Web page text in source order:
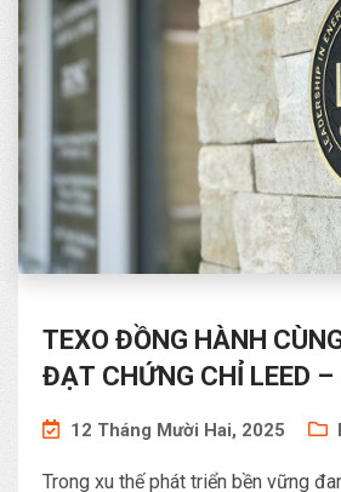
TEXO ĐỒNG HÀNH
ĐẠT CHỨNG CHỈ LEED
NĂNG LỰC TƯ VẤN
LĨNH VỰC CÔNG TRÌNH
12 Tháng Mười Hai, 2025
Trong xu thế phát triển bền vững